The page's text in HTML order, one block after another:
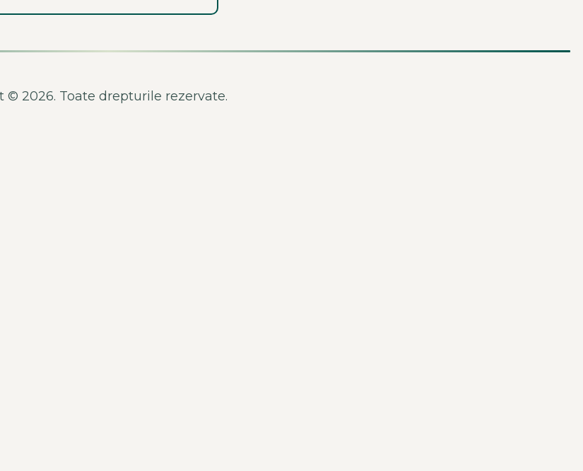
© 2026. Toate drepturile rezervate.